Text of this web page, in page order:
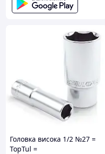
Головка висока 1/2 №27 =
TopTul =